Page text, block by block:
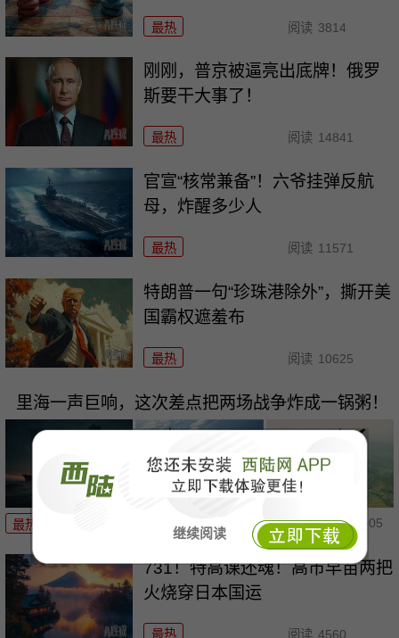
继续阅读
最热 阅读 3814
刚刚，普京被逼亮出底牌！俄罗
斯要干大事了！
最热 阅读 14841
官宣“核常兼备”！六爷挂弹反航
母，炸醒多少人
最热 阅读 11571
特朗普一句“珍珠港除外”，撕开美
国霸权遮羞布
最热 阅读 10625
里海一声巨响，这次差点把两场战争炸成一锅粥！
最热 阅读 8427 08-05
731！特高课还魂！高市早苗两把
火烧穿日本国运
最热 阅读 4560